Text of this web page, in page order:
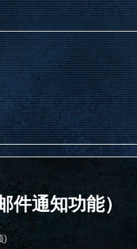
件通知功能）
)